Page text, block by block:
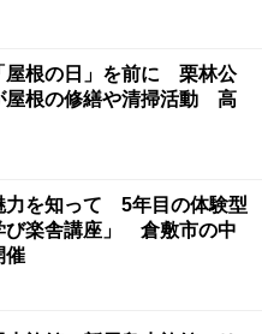
屋根の日」を前に 栗林公
屋根の修繕や清掃活動 高
力を知って 5年目の体験型
び楽舎講座」 倉敷市の中
催